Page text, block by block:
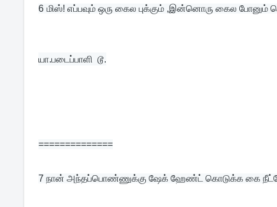
6 மிஸ்! எப்பவும் ஒரு கைல புக்கும் ,இன்னொரு கைல போனும்
யா.படைப்பாளி  டூ.
==============
7 நான் அந்தப்பொண்ணுக்கு ஷேக் ஹேண்ட் கொடுக்க கை